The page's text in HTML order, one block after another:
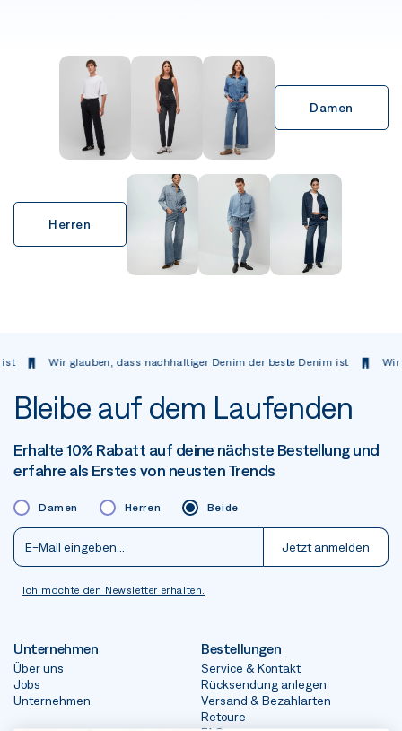
Damen
Herren
nachhaltiger Denim der beste Denim ist Wir glauben, dass
Bleibe auf dem Laufenden
Erhalte 10% Rabatt auf deine nächste Bestellung und
erfahre als Erstes von neusten Trends
Damen Herren Beide
Jetzt anmelden
Ich möchte den Newsletter erhalten.
Unternehmen
Über uns
Jobs
Unternehmen
Bestellungen
Service & Kontakt
Rücksendung anlegen
Versand & Bezahlarten
Retoure